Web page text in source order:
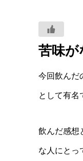
苦味が
今回飲んだ
として有名
飲んだ感想
な人にとっ